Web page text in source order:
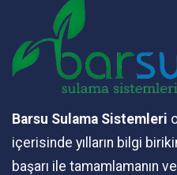
Barsu Sulama Sistemleri
içerisinde yılların bilgi
başarı ile tamamlamanın